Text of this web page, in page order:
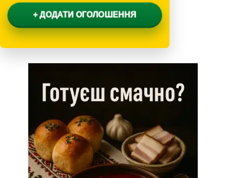
+ ДОДАТИ ОГОЛОШЕННЯ